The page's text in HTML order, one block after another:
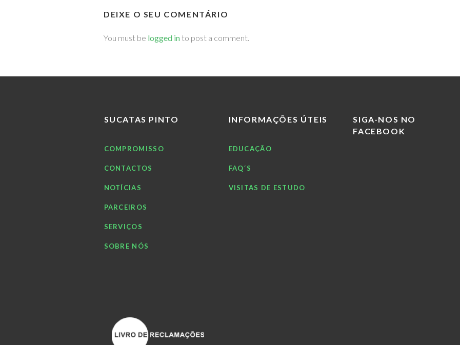
DEIXE O SEU COMENTÁRIO
You must be logged in to post a comment.
SUCATAS PINTO
COMPROMISSO
CONTACTOS
NOTÍCIAS
PARCEIROS
SERVIÇOS
SOBRE NÓS
INFORMAÇÕES ÚTEIS
EDUCAÇÃO
FAQ´S
VISITAS DE ESTUDO
SIGA-NOS NO
FACEBOOK